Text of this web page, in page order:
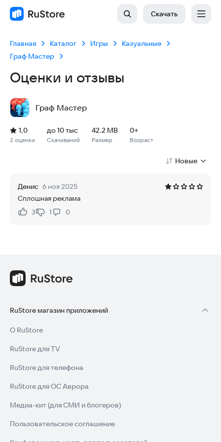
Скачать
Главная Каталог Игры
Казуальные
Граф Мастер
Оценки и отзывы
Граф Мастер
Рейтинг: 1,0, 2 оценки
Скачиваний: до 10 тыс
Размер файла: 42.2 MB
Возрастное ограничение: 42.2 MB
2 оценки
1,0
Скачиваний
до 10 тыс
Размер
42.2 MB
Возраст
0+
Новые
Денис 6 ноя 2025
Сплошная реклама
Нравится:
3Не нравится:
1 0
RuStore магазин приложений
О RuStore
RuStore для TV
RuStore для телефона
RuStore для ОС Аврора
Медиа-кит (для СМИ и блогеров)
Пользовательское соглашение